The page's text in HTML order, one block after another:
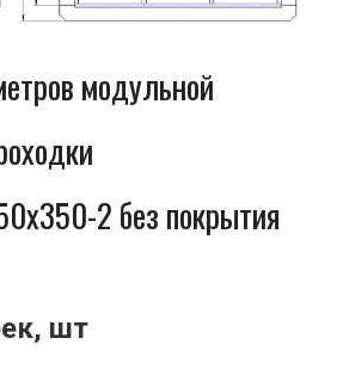
модульной
2 без покрытия
шт